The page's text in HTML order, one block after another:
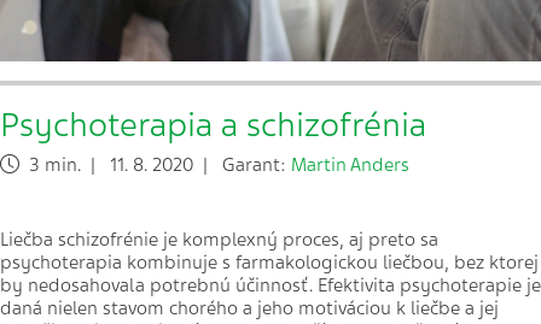
Psychoterapia a schizofrénia
3 min. | 11. 8. 2020 | Garant: Martin Anders
Liečba schizofrénie je komplexný proces, aj preto sa
psychoterapia kombinuje s farmakologickou liečbou, bez ktorej
by nedosahovala potrebnú účinnosť. Efektivita psychoterapie je
daná nielen stavom chorého a jeho motiváciou k liečbe a jej